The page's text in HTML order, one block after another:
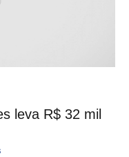
leva R$ 32 mil